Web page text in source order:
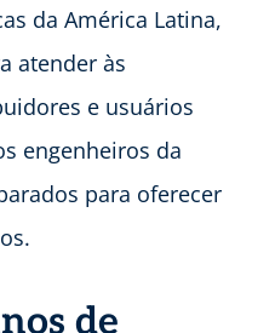
da América Latina,
atender às
e usuários
engenheiros da
para oferecer
de